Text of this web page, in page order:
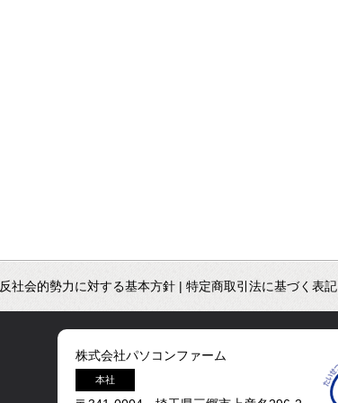
反社会的勢力に対する基本方針 | 特定商取引法に基づく表記
株式会社パソコンファーム
本社